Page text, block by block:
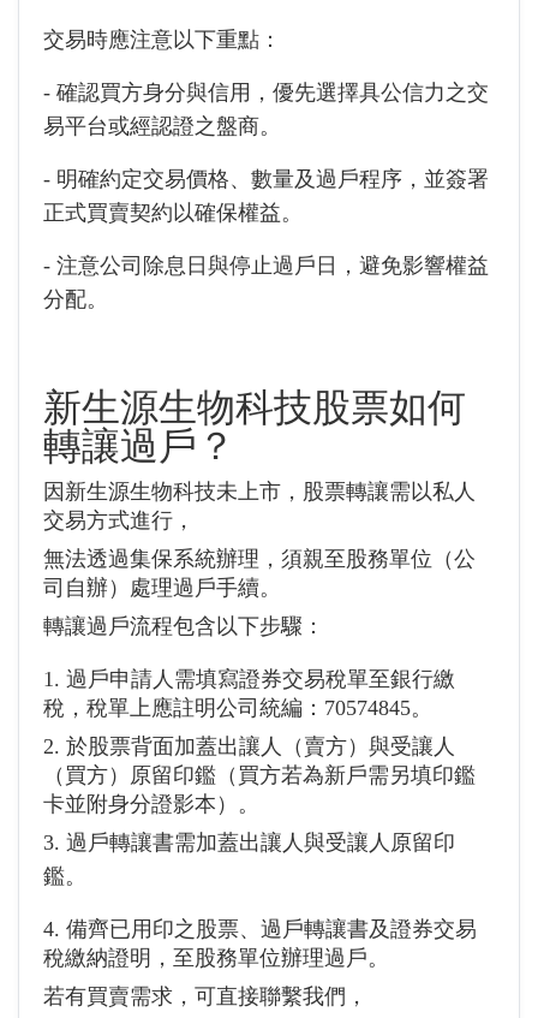
交易時應注意以下重點：
- 確認買方身分與信用，優先選擇具公信力之交
易平台或經認證之盤商。
- 明確約定交易價格、數量及過戶程序，並簽署
正式買賣契約以確保權益。
- 注意公司除息日與停止過戶日，避免影響權益
分配。
新生源生物科技股票如何
轉讓過戶？
因新生源生物科技未上市，股票轉讓需以私人
交易方式進行，
無法透過集保系統辦理，須親至股務單位（公
司自辦）處理過戶手續。
轉讓過戶流程包含以下步驟：
1. 過戶申請人需填寫證券交易稅單至銀行繳
稅，稅單上應註明公司統編：70574845。
2. 於股票背面加蓋出讓人（賣方）與受讓人
（買方）原留印鑑（買方若為新戶需另填印鑑
卡並附身分證影本）。
3. 過戶轉讓書需加蓋出讓人與受讓人原留印
鑑。
4. 備齊已用印之股票、過戶轉讓書及證券交易
稅繳納證明，至股務單位辦理過戶。
若有買賣需求，可直接聯繫我們，